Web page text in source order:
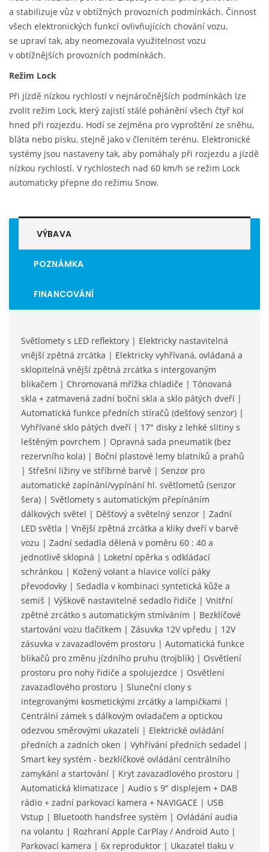
a stabilizuje vůz v obtížných provozních podmínkách. Činnost
všech elektronických funkcí ovlivňujících chování vozu,
se upraví tak, aby neomezovala využitelnost vozu
v obtížnějších provozních podmínkách.
Režim Lock
Při jízdě nízkou rychlostí v nejnáročnějších podmínkách lze
zvolit režim Lock, který zajistí stálé pohánění všech čtyř kol
hned při rozjezdu. Hodí se zejména pro vyproštění ze sněhu,
bláta nebo písku, stejně jako v členitém terénu. Elektronické
systémy jsou nastaveny tak, aby pomáhaly při rozjezdu a jízdě
nízkou rychlostí. V rychlostech nad 60 km/h se režim Lock
automaticky přepne do režimu Snow.
VÝBAVA
POZNÁMKA
FINANCOVÁNÍ
Světlomety s LED reflektory | Elektricky nastavitelná
vnější zpětná zrcátka | Elektricky vyhřívaná, ovládaná a
sklopitelná vnější zpětná zrcátka s intergovaným
blikačem | Chromovaná mřížka chladiče | Tónovaná
skla + zatmavená zadní boční skla a sklo pátých dveří |
Automatická funkce předních stíračů (dešťový senzor) |
Vyhřívané sklo pátých dveří | 17" disky z lehké slitiny s
leštěným povrchem | Opravná sada pneumatik (bez
rezervního kola) | Boční plastové lemy blatníků a prahů
| Střešní ližiny ve stříbrné barvě | Senzor pro
automatické zapínání/vypínání hl. světlometů (senzor
šera) | Světlomety s automatickým přepínáním
dálkových světel | Děšťový a světelný senzor | Zadní
LED světla | Vnější zpětná zrcátka a kliky dveří v barvě
vozu | Zadní sedadla dělená v poměru 60 : 40 a
jednotlivě sklopná | Loketní opěrka s odkládací
schránkou | Kožený volant a hlavice volící páky
převodovky | Sedadla v kombinaci syntetická kůže a
semiš | Výškově nastavitelné sedadlo řidiče | Vnitřní
zpětné zrcátko s automatickým stmíváním | Bezklíčové
startování vozu tlačítkem | Zásuvka 12V vpředu | 12V
zásuvka v zavazadlovém prostoru | Automatická funkce
blikačů pro změnu jízdního pruhu (trojblik) | Osvětlení
prostoru pro nohy řidiče a spolujezdce | Osvětlení
zavazadlového prostoru | Sluneční clony s
integrovanými kosmetickými zrcátky a lampičkami |
Centrální zámek s dálkovým ovladačem a optickou
odezvou směrovými ukazateli | Elektrické ovládání
předních a zadních oken | Vyhřívání předních sedadel |
Smart key systém - bezklíčkové ovládání centrálního
zamykání a startování | Kryt zavazadlového prostoru |
Automatická klimatizace | Audio s 9" displejem + DAB
rádio + zadní parkovací kamera + NAVIGACE | USB
Vstup | Bluetooth handsfree systém | Ovládání audia
na volantu | Rozhraní Apple CarPlay / Android Auto |
Parkovací kamera | 6x reproduktor | Ukazatel tlaku v